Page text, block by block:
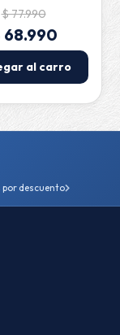
$ 77.990
68.990
al carro
por descuento